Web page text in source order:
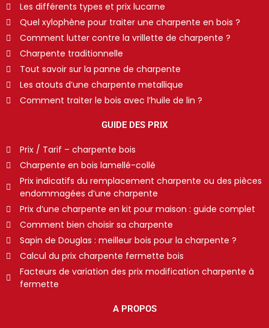
Les différents types et prix lucarne
Quel xylophène pour traiter une charpente en bois ?
Comment lutter contre la vrillette de charpente ?
Charpente traditionnelle
Tout savoir sur la panne de charpente
Les atouts d’une charpente metallique
Comment traiter le bois avec l’huile de lin ?
GUIDE DES PRIX
Prix / Tarif – charpente bois
Charpente en bois lamellé-collé
Prix indicatifs du remplacement charpente ou des pièces
endommagées d’une charpente
Prix d’une charpente en kit pour maison : guide complet
Comment bien choisir sa charpente
Sapin de Douglas : meilleur bois pour la charpente ?
Calcul du prix charpente fermette bois
Facteurs de variation des prix modification charpente à
fermette
A PROPOS